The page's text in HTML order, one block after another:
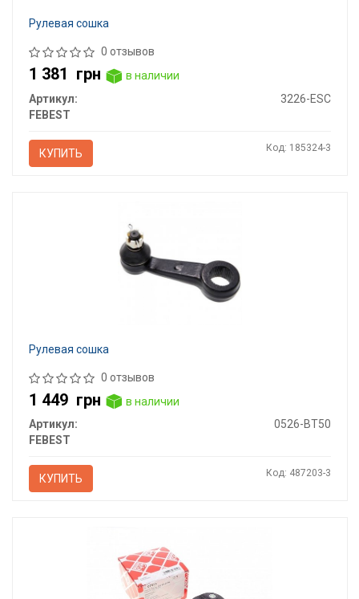
Рулевая сошка
0 отзывов
1 381 грн
в наличии
Артикул:
3226-ESC
FEBEST
КУПИТЬ Код: 185324-3
Рулевая сошка
0 отзывов
1 449 грн
в наличии
Артикул:
0526-BT50
FEBEST
КУПИТЬ Код: 487203-3